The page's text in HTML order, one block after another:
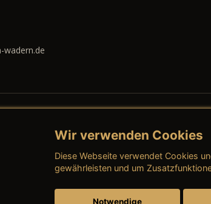
wadern.de
Rechtliches
→ Impressum
→
Wir verwenden Cookies
Diese Webseite verwendet Cookies
gewährleisten und um
Notwendige